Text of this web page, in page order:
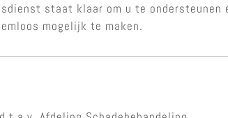
staat klaar om u te ondersteunen
mogelijk te maken.